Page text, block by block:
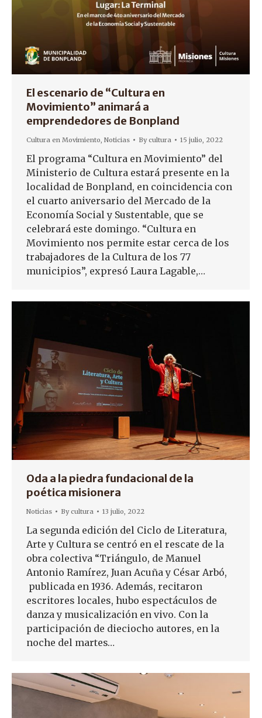
El escenario de “Cultura en
Movimiento” animará a
emprendedores de Bonpland
Cultura en Movimiento, Noticias Bycultura 15 julio, 2022
El programa “Cultura en Movimiento” del
Ministerio de Cultura estará presente en la
localidad de Bonpland, en coincidencia con
el cuarto aniversario del Mercado de la
Economía Social y Sustentable, que se
celebrará este domingo. “Cultura en
Movimiento nos permite estar cerca de los
trabajadores de la Cultura de los 77
municipios”, expresó Laura Lagable,…
Oda a la piedra fundacional de la
poética misionera
Noticias Bycultura 13 julio, 2022
La segunda edición del Ciclo de Literatura,
Arte y Cultura se centró en el rescate de la
obra colectiva “Triángulo, de Manuel
Antonio Ramírez, Juan Acuña y César Arbó,
publicada en 1936. Además, recitaron
escritores locales, hubo espectáculos de
danza y musicalización en vivo. Con la
participación de dieciocho autores, en la
noche del martes…